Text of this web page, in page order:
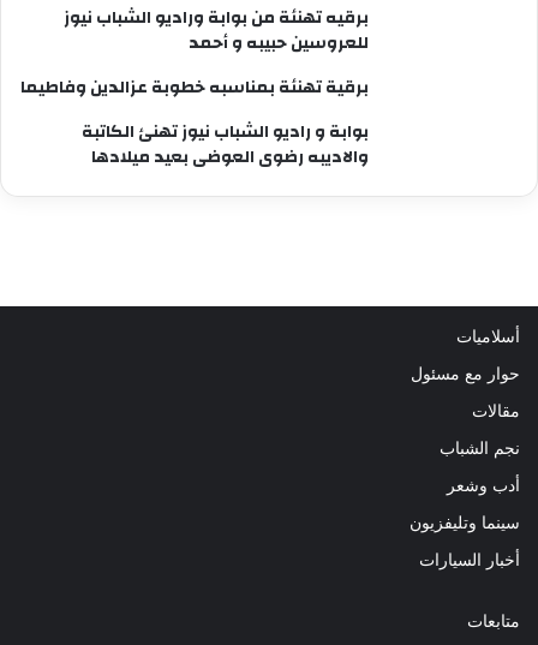
برقيه تهنئة من بوابة وراديو الشباب نيوز
للعروسين حبيبه و أحمد
برقية تهنئة بمناسبه خطوبة عزالدين وفاطيما
بوابة و راديو الشباب نيوز تهنئ الكاتبة
والاديبه رضوى العوضى بعيد ميلادها
أسلاميات
حوار مع مسئول
مقالات
نجم الشباب
أدب وشعر
سينما وتليفزيون
أخبار السيارات
متابعات